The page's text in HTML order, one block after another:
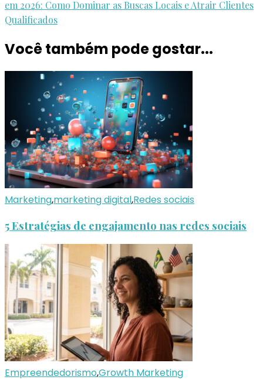
em 2026: Como Dominar as Buscas Locais e Atrair Clientes
Qualificados
Você também pode gostar...
Marketing,marketing digital,Redes sociais
5 Estratégias de engajamento nas redes sociais
Empreendedorismo,Growth Marketing